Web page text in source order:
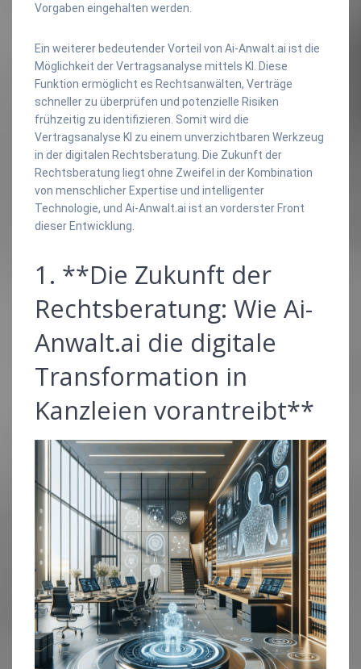
Vorgaben eingehalten werden.
Ein weiterer bedeutender Vorteil von Ai-Anwalt.ai ist die
Möglichkeit der Vertragsanalyse mittels KI. Diese
Funktion ermöglicht es Rechtsanwälten, Verträge
schneller zu überprüfen und potenzielle Risiken
frühzeitig zu identifizieren. Somit wird die
Vertragsanalyse KI zu einem unverzichtbaren Werkzeug
in der digitalen Rechtsberatung. Die Zukunft der
Rechtsberatung liegt ohne Zweifel in der Kombination
von menschlicher Expertise und intelligenter
Technologie, und Ai-Anwalt.ai ist an vorderster Front
dieser Entwicklung.
1. **Die Zukunft der
Rechtsberatung: Wie Ai-
Anwalt.ai die digitale
Transformation in
Kanzleien vorantreibt**